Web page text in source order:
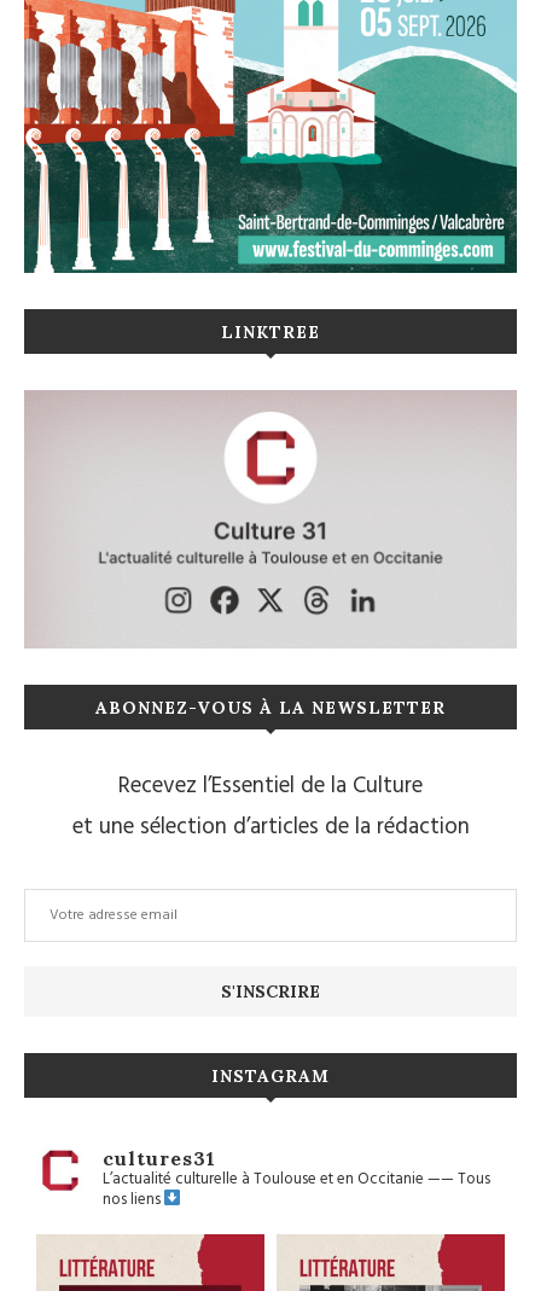
LINKTREE
ABONNEZ-VOUS À LA NEWSLETTER
Recevez l’Essentiel de la Culture
et une sélection d’articles de la rédaction
INSTAGRAM
cultures31
L’actualité culturelle à Toulouse et en Occitanie——Tous
nos liens